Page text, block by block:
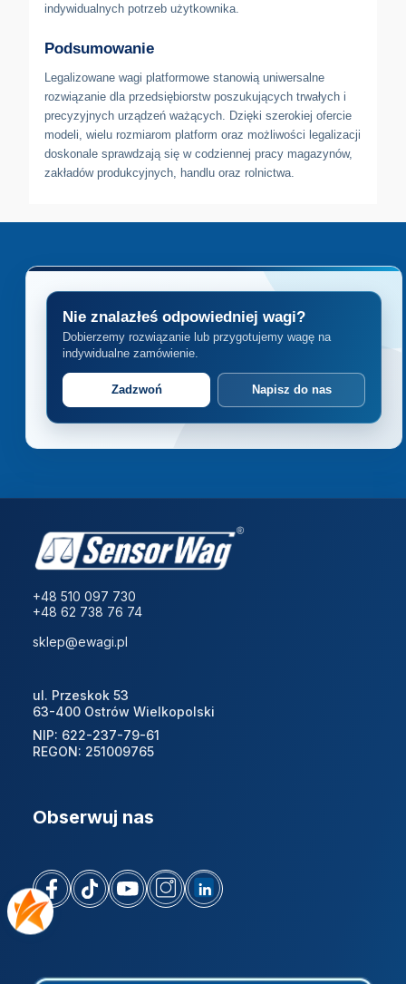
indywidualnych potrzeb użytkownika.
Podsumowanie
Legalizowane wagi platformowe stanowią uniwersalne
rozwiązanie dla przedsiębiorstw poszukujących trwałych i
precyzyjnych urządzeń ważących. Dzięki szerokiej ofercie
modeli, wielu rozmiarom platform oraz możliwości legalizacji
doskonale sprawdzają się w codziennej pracy magazynów,
zakładów produkcyjnych, handlu oraz rolnictwa.
Nie znalazłeś odpowiedniej wagi?
Dobierzemy rozwiązanie lub przygotujemy wagę na
indywidualne zamówienie.
Zadzwoń Napisz do nas
+48 510 097 730
+48 62 738 76 74
sklep@ewagi.pl
ul. Przeskok 53
63-400 Ostrów Wielkopolski
NIP: 622-237-79-61
REGON: 251009765
Obserwuj nas